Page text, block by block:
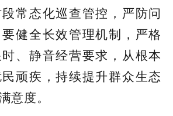
常态化巡查管控，严防问
健全长效管理机制，严格
、静音经营要求，从根本
民顽疾，持续提升群众生态
意度。